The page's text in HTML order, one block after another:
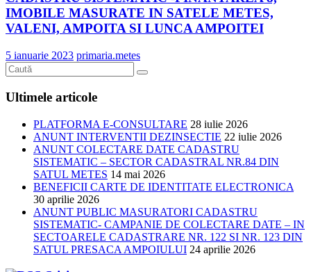
IMOBILE MASURATE IN SATELE METES,
VALENI, AMPOITA SI LUNCA AMPOITEI
5 ianuarie 2023 primaria.metes
Ultimele articole
PLATFORMA E-CONSULTARE 28 iulie 2026
ANUNT INTERVENTII DEZINSECTIE 22 iulie 2026
ANUNT COLECTARE DATE CADASTRU
SISTEMATIC – SECTOR CADASTRAL NR.84 DIN
SATUL METES 14 mai 2026
BENEFICII CARTE DE IDENTITATE ELECTRONICA
30 aprilie 2026
ANUNT PUBLIC MASURATORI CADASTRU
SISTEMATIC- CAMPANIE DE COLECTARE DATE – IN
SECTOARELE CADASTRARE NR. 122 SI NR. 123 DIN
SATUL PRESACA AMPOIULUI 24 aprilie 2026